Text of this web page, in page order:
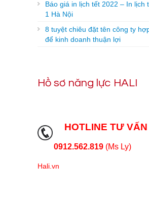
Báo giá in lịch tết 2022 – In lịch
1 Hà Nội
8 tuyệt chiêu đặt tên công ty
để kinh doanh thuận lợi
Hồ sơ năng lực HALI
HOTLINE TƯ VẤN
0912.562.819 (Ms Ly)
Hali.vn